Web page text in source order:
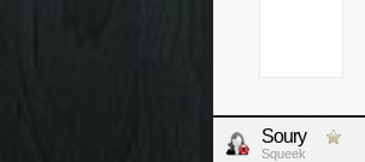
Soury
Squeek